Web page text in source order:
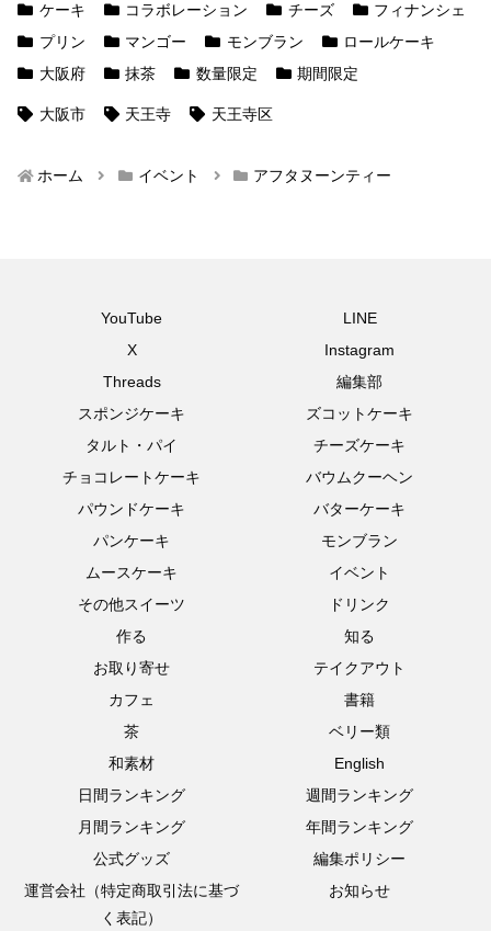
ケーキ
コラボレーション チーズ
フィナンシェ
プリン
マンゴー モンブラン
ロールケーキ
大阪府
抹茶 数量限定 期間限定
大阪市 天王寺 天王寺区
ホーム イベント アフタヌーンティー
YouTube
LINE
X
Instagram
Threads
編集部
スポンジケーキ
ズコットケーキ
タルト・パイ
チーズケーキ
チョコレートケーキ
バウムクーヘン
パウンドケーキ
バターケーキ
パンケーキ
モンブラン
ムースケーキ
イベント
その他スイーツ
ドリンク
作る
知る
お取り寄せ
テイクアウト
カフェ
書籍
茶
ベリー類
和素材
English
日間ランキング
週間ランキング
月間ランキング
年間ランキング
公式グッズ
編集ポリシー
運営会社（特定商取引法に基づ
く表記）
お知らせ